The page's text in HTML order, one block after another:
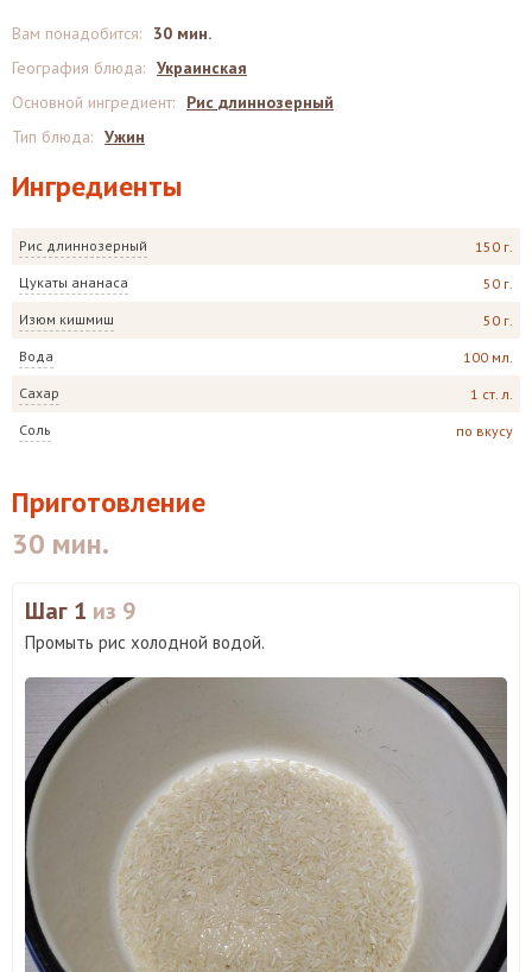
Ингредиенты
Рис длиннозерный 150 г.
Цукаты ананаса 50 г.
Изюм кишмиш 50 г.
Вода 100 мл.
Сахар 1 ст. л.
Соль по вкусу
Вам понадобится:
30 мин.
География блюда: Украинская
Основной ингредиент:
Рис длиннозерный
Тип блюда: Ужин
Приготовление
30 мин.
Шаг 1 из 9
Промыть рис холодной водой.